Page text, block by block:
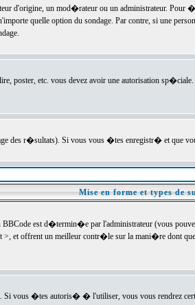
d'origine, un mod�rateur ou un administrateur. Pour
quelle option du sondage. Par contre, si une
poster, etc. vous devez avoir une autorisation
des r�sultats). Si vous vous �tes enregistr� et que
Mise en forme et types de
est d�termin�e par l'administrateur (vous
>, et offrent un meilleur contr�le sur la mani�re dont
vous �tes autoris� � l'utiliser, vous vous rendrez